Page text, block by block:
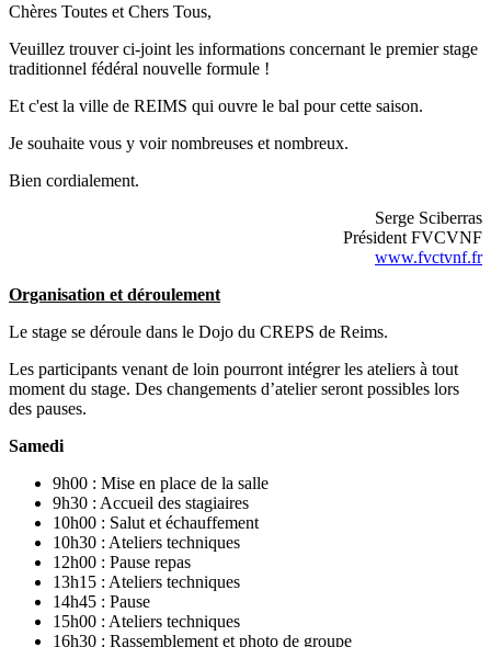
Chères Toutes et Chers Tous,
Veuillez trouver ci-joint les informations concernant le premier stage
traditionnel fédéral nouvelle formule !
Et c'est la ville de REIMS qui ouvre le bal pour cette saison.
Je souhaite vous y voir nombreuses et nombreux.
Bien cordialement.
Serge Sciberras
Président FVCVNF
www.fvctvnf.fr
Organisation et déroulement
Le stage se déroule dans le Dojo du CREPS de Reims.
Les participants venant de loin pourront intégrer les ateliers à tout
moment du stage. Des changements d’atelier seront possibles lors
des pauses.
Samedi
9h00 : Mise en place de la salle
9h30 : Accueil des stagiaires
10h00 : Salut et échauffement
10h30 : Ateliers techniques
12h00 : Pause repas
13h15 : Ateliers techniques
14h45 : Pause
15h00 : Ateliers techniques
16h30 : Rassemblement et photo de groupe